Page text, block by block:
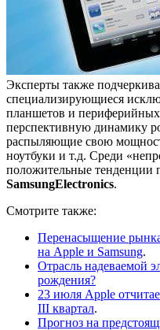
Эксперты также
специализирующиеся
планшетов и периферийных
перспективную динамику
распыляющие свою
ноутбуки и т.д. Среди
положительные
SamsungElectronics.
Смотрите также:
Перенасыщение
на Apple и Samsung.
Отрасль надеваемой
рождения?
23 июля Apple
III квартал.
Прогноз на